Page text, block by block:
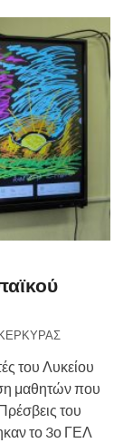
του Λυκείου
μαθητών που
του
το 3ο ΓΕΛ